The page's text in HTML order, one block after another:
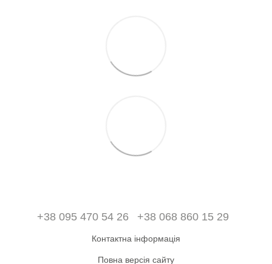
+38 095 470 54 26 +38 068 860 15 29
Контактна інформація
Повна версія сайту